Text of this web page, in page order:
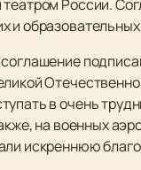
России.
и
в очень
на военных
искреннюю